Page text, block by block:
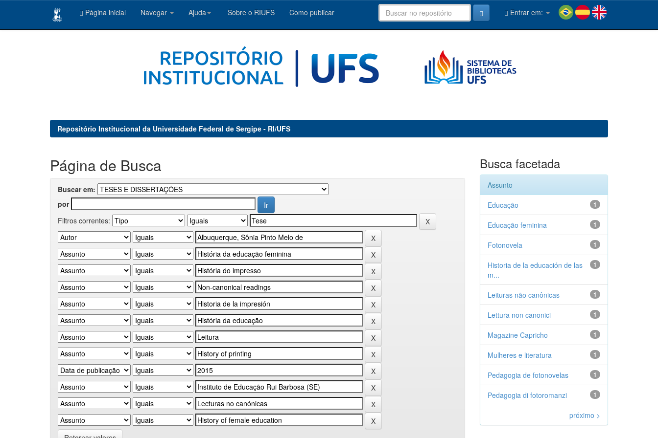
Página inicial Navegar Ajuda Sobre o RIUFS Como publicar Entrar em:
Repositório Institucional da Universidade Federal de Sergipe - RI/UFS
Página de Busca
Buscar em:
por
Filtros correntes:
Busca facetada
Assunto
1
Educação
1
Educação feminina
1
Fotonovela
1
Historia de la educación de las
m...
1
Leituras não canônicas
1
Lettura non canonici
1
Magazine Capricho
1
Mulheres e literatura
1
Pedagogia de fotonovelas
1
Pedagogia di fotoromanzi
próximo >